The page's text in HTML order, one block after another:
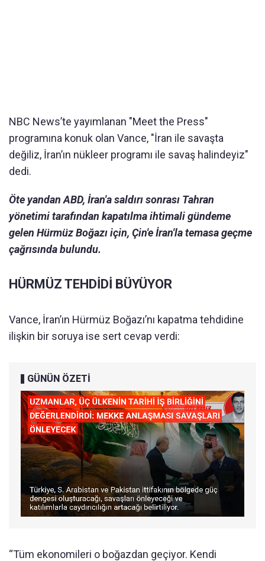
NBC News’te yayımlanan "Meet the Press"
programına konuk olan Vance, "İran ile savaşta
değiliz, İran’ın nükleer programı ile savaş halindeyiz"
dedi.
Öte yandanABD, İran'a saldırı sonrası Tahran
yönetimi tarafından kapatılma ihtimali gündeme
gelen Hürmüz Boğazı için, Çin'e İran'la temasa geçme
çağrısında bulundu.
HÜRMÜZ TEHDİDİ BÜYÜYOR
Vance, İran’ın Hürmüz Boğazı’nı kapatma tehdidine
ilişkin bir soruya ise sert cevap verdi:
GÜNÜN ÖZETİ
“Tüm ekonomileri o boğazdan geçiyor. Kendi